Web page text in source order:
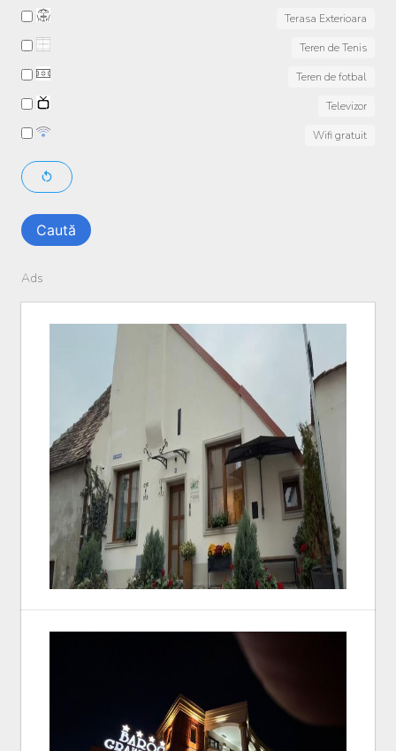
Terasa Exterioara
Teren de Tenis
Teren de fotbal
Televizor
Wifi gratuit
Caută
Ads